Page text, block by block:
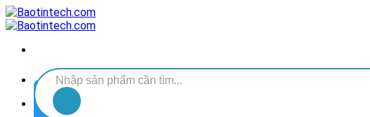
Chuyển
đến
dung
Tìm
kiếm:
DANH MỤC SẢN PHẨM